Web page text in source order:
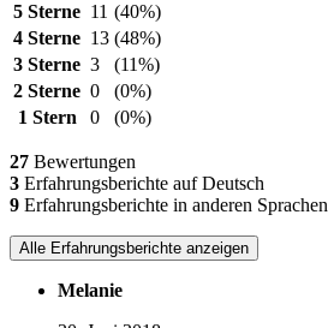
5 Sterne 11 (40%)
4 Sterne 13 (48%)
3 Sterne 3
(11%)
2 Sterne 0
(0%)
1 Stern
0 (0%)
27 Bewertungen
3 Erfahrungsberichte auf Deutsch
9 Erfahrungsberichte in anderen Sprachen
Alle Erfahrungsberichte anzeigen
Melanie